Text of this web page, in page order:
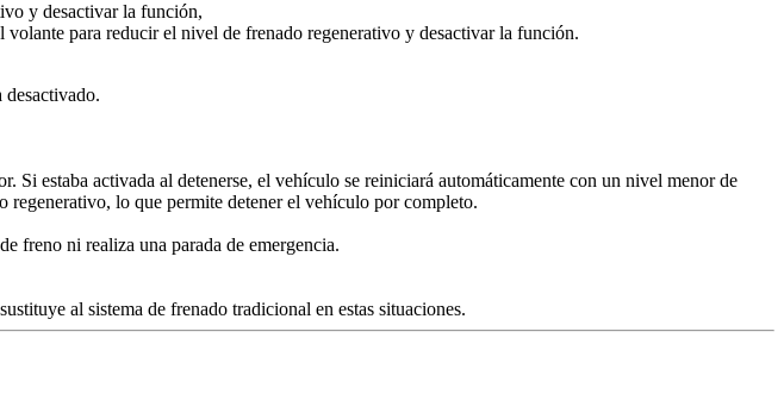
y desactivar la función,
para reducir el nivel de frenado regenerativo y desactivar la función.
estaba activada al detenerse, el vehículo se reiniciará automáticamente con un nivel menor de
lo que permite detener el vehículo por completo.
freno ni realiza una parada de emergencia.
al sistema de frenado tradicional en estas situaciones.